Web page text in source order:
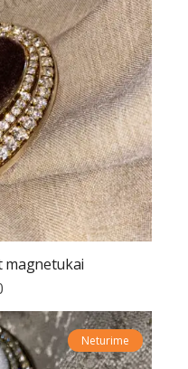
magnetukai
Neturime